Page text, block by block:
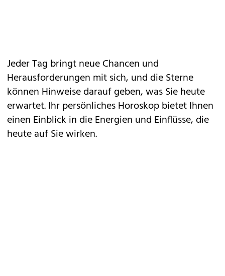
Jeder Tag bringt neue Chancen und
Herausforderungen mit sich, und die Sterne
können Hinweise darauf geben, was Sie heute
erwartet. Ihr persönliches Horoskop bietet Ihnen
einen Einblick in die Energien und Einflüsse, die
heute auf Sie wirken.